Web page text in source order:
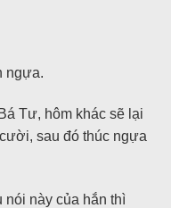
ngựa.
Tư, hôm khác sẽ lại
sau đó thúc ngựa
này của hắn thì